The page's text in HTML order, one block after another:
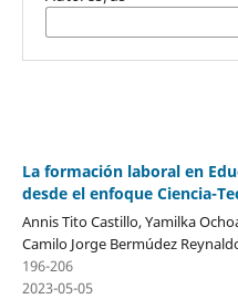
La formación laboral en
desde el enfoque Ciencia-
Annis Tito Castillo, Yamilka
Camilo Jorge Bermúdez
196-206
2023-05-05